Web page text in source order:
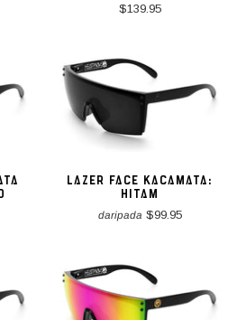
$139.95
LAZER FACE KACAMATA:
HITAM
daripada $99.95